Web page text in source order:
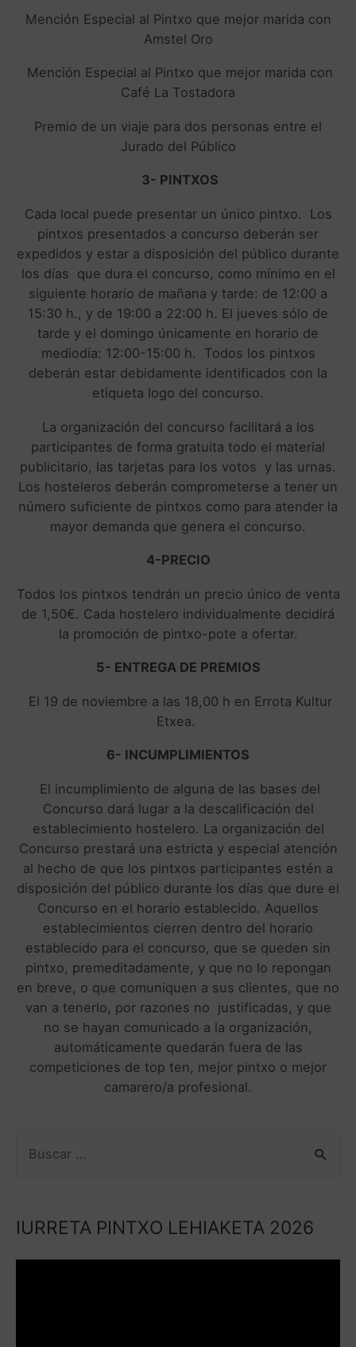
Mención Especial al Pintxo que mejor marida con
Amstel Oro
Mención Especial al Pintxo que mejor marida con
Café La Tostadora
Premio de un viaje para dos personas entre el
Jurado del Público
3- PINTXOS
Cada local puede presentar un único pintxo. Los
pintxos presentados a concurso deberán ser
expedidos y estar a disposición del público durante
los días que dura el concurso, como mínimo en el
siguiente horario de mañana y tarde: de 12:00 a
15:30 h., y de 19:00 a 22:00 h. El jueves sólo de
tarde y el domingo únicamente en horario de
mediodía: 12:00-15:00 h. Todos los pintxos
deberán estar debidamente identificados con la
etiqueta logo del concurso.
La organización del concurso facilitará a los
participantes de forma gratuita todo el material
publicitario, las tarjetas para los votos y las urnas.
Los hosteleros deberán comprometerse a tener un
número suficiente de pintxos como para atender la
mayor demanda que genera el concurso.
4-PRECIO
Todos los pintxos tendrán un precio único de venta
de 1,50€. Cada hostelero individualmente decidirá
la promoción de pintxo-pote a ofertar.
5- ENTREGA DE PREMIOS
El 19 de noviembre a las 18,00 h en Errota Kultur
Etxea.
6- INCUMPLIMIENTOS
El incumplimiento de alguna de las bases del
Concurso dará lugar a la descalificación del
establecimiento hostelero. La organización del
Concurso prestará una estricta y especial atención
al hecho de que los pintxos participantes estén a
disposición del público durante los días que dure el
Concurso en el horario establecido. Aquellos
establecimientos cierren dentro del horario
establecido para el concurso, que se queden sin
pintxo, premeditadamente, y que no lo repongan
en breve, o que comuniquen a sus clientes, que no
van a tenerlo, por razones no justificadas, y que
no se hayan comunicado a la organización,
automáticamente quedarán fuera de las
competiciones de top ten, mejor pintxo o mejor
camarero/a profesional.
IURRETA PINTXO LEHIAKETA 2026